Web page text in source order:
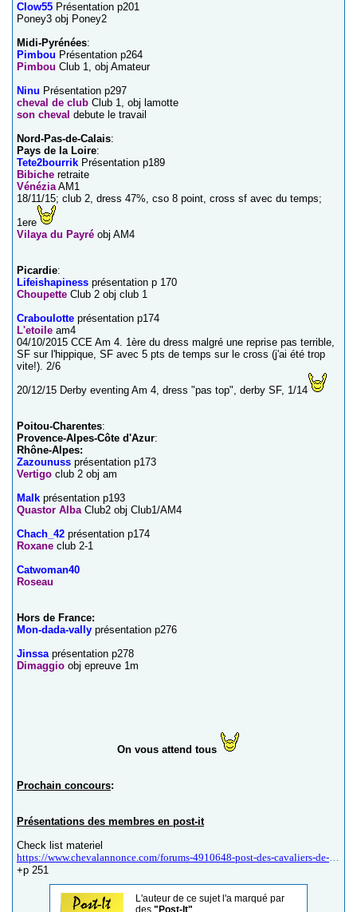
Clow55 Présentation p201
Poney3 obj Poney2
Midi-Pyrénées:
Pimbou Présentation p264
Pimbou Club 1, obj Amateur
Ninu Présentation p297
cheval de club Club 1, obj lamotte
son cheval debute le travail
Nord-Pas-de-Calais:
Pays de la Loire:
Tete2bourrik Présentation p189
Bibiche retraite
VénéziaAM1
18/11/15; club 2, dress 47%, cso 8 point, cross sf avec du temps;
1ere
Vilaya du Payré obj AM4
Picardie:
Lifeishapiness présentation p 170
Choupette Club 2 obj club 1
Craboulotte présentation p174
L'etoile am4
04/10/2015 CCE Am 4. 1ère du dress malgré une reprise pas terrible,
SF sur l'hippique, SF avec 5 pts de temps sur le cross (j'ai été trop
vite!). 2/6
20/12/15 Derby eventing Am 4, dress "pas top", derby SF, 1/14
Poitou-Charentes:
Provence-Alpes-Côte d'Azur:
Rhône-Alpes:
Zazounuss présentation p173
Vertigo club 2 obj am
Malk présentation p193
Quastor AlbaClub2 obj Club1/AM4
Chach_42 présentation p174
Roxane club 2-1
Catwoman40
Roseau
Hors de France:
Mon-dada-vally présentation p276
Jinssa présentation p278
Dimaggio obj epreuve 1m
On vous attend tous
Prochain concours:
Présentations des membres en post-it
Check list materiel
https://www.chevalannonce.com/forums-4910648-post-des-cavaliers-de-concours-complet-cce?p=250
+p 251
L'auteur de ce sujet l'a marqué par
des "Post-It"